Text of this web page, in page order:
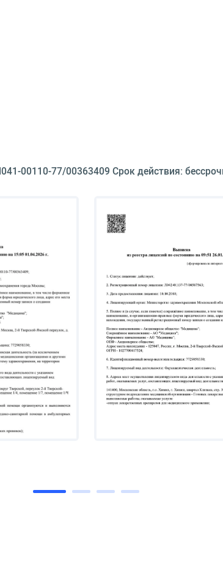
00110-77/00363409 Срок действия: